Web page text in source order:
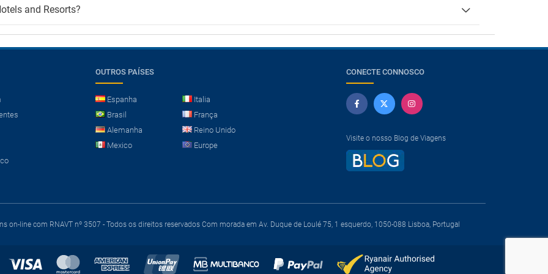
and Resorts?
OUTROS PAÍSES
Espanha
Italia
Brasil
França
Alemanha
Reino Unido
Mexico
Europe
CONECTE CONNOSCO
Visite o nosso Blog de Viagens
on-line com RNAVT nº 3507 - Todos os direitos reservados Com morada em Av. Duque de Loulé 75, 1 esquerdo, 1050-088 Lisboa, Portugal